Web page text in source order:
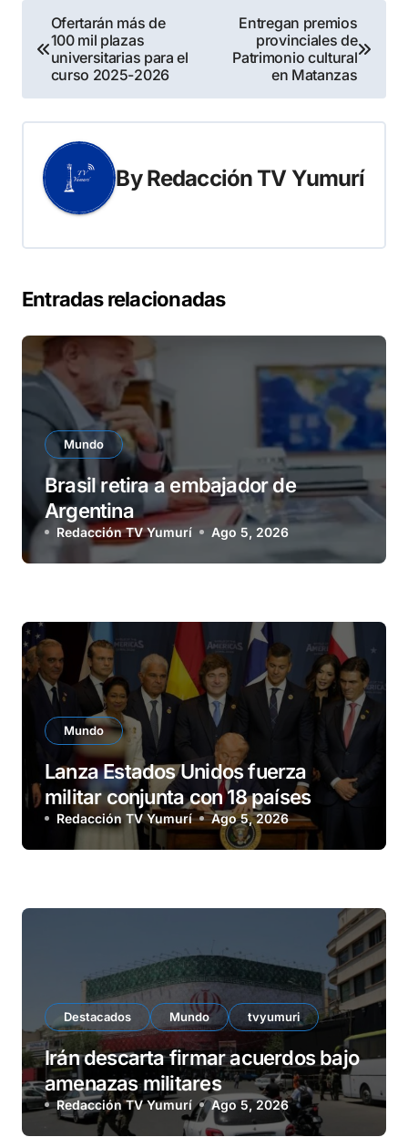
Navegación
de
entradas
Ofertarán más de
100 mil plazas
universitarias para el
curso 2025-2026
Entregan premios
provinciales de
Patrimonio cultural
en Matanzas
ByRedacción TV Yumurí
Entradas relacionadas
Mundo
Brasil retira a embajador de
Argentina
Redacción TV Yumurí Ago 5, 2026
Mundo
Lanza Estados Unidos fuerza
militar conjunta con 18 países
Redacción TV Yumurí Ago 5, 2026
Destacados Mundo tvyumuri
Irán descarta firmar acuerdos bajo
amenazas militares
Redacción TV Yumurí Ago 5, 2026